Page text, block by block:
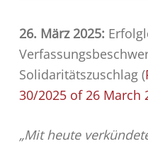
26. März 2025:
Solidaritätszuschlag (
30/2025 of 26 March
„Mit heute